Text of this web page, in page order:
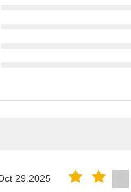
29.2025